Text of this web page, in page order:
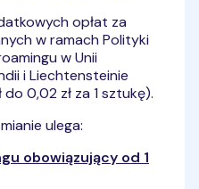
opłat za
w ramach Polityki
w Unii
i Liechtensteinie
0,02 zł za 1 sztukę).
ulega:
obowiązujący od 1